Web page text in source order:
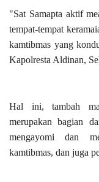
"Sat Samapta aktif
tempat-tempat
kamtibmas yang
Kapolresta Aldinan,
Hal ini, tambah
merupakan bagian
mengayomi dan
kamtibmas, dan juga